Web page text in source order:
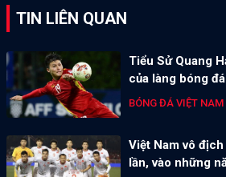
TIN LIÊN QUAN
Tiểu Sử Quang
của làng bóng
BÓNG ĐÁ VIỆT NAM
Việt Nam vô
lần, vào những